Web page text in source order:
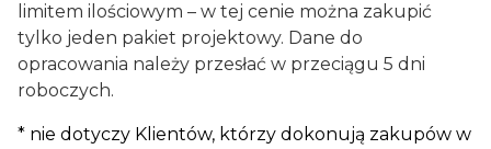
limitem ilościowym – w tej cenie można zakupić
tylko jeden pakiet projektowy. Dane do
opracowania należy przesłać w przeciągu 5 dni
roboczych.
* nie dotyczy Klientów, którzy dokonują zakupów w